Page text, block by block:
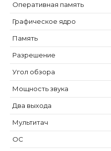
Оперативная память
Графическое ядро
Память
Разрешение
Угол обзора
Мощность звука
Два выхода
Мультитач
ОС